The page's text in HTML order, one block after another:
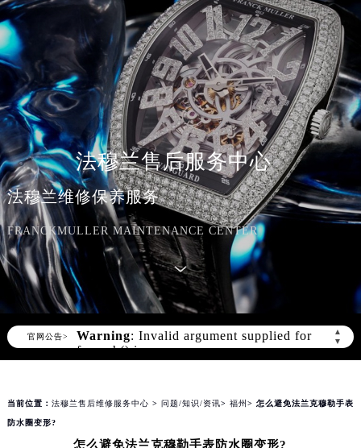
法穆兰售后服务中心
法穆兰维修保养服务
FRANCKMULLER MAINTENANCE CENTER
官网公告>
▲
▼
Warning: Invalid argument supplied for
foreach() in
on line166
当前位置： 法穆兰售后维修服务中心 > 问题/知识/资讯> 福州 > 怎么避免法兰克穆勒手表
防水圈变形?
怎么避免法兰克穆勒手表防水圈变形?